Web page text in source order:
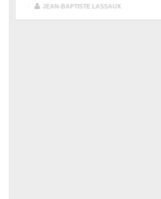
JEAN-BAPTISTE LASSAUX